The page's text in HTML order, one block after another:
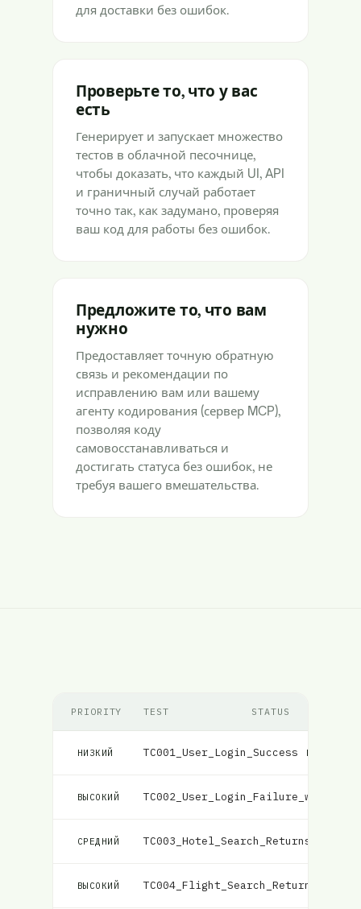
для доставки без ошибок.
Проверьте то, что у вас
есть
Генерирует и запускает множество
тестов в облачной песочнице,
чтобы доказать, что каждый UI, API
и граничный случай работает
точно так, как задумано, проверяя
ваш код для работы без ошибок.
Предложите то, что вам
нужно
Предоставляет точную обратную
связь и рекомендации по
исправлению вам или вашему
агенту кодирования (сервер MCP),
позволяя коду
самовосстанавливаться и
достигать статуса без ошибок, не
требуя вашего вмешательства.
PRIORITY TEST STATUS
НИЗКИЙ TC001_User_Login_Success Провалено
ВЫСОКИЙ
СРЕДНИЙ
ВЫСОКИЙ